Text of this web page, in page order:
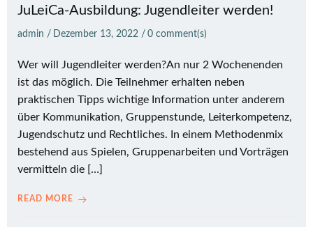
JuLeiCa-Ausbildung: Jugendleiter werden!
admin / Dezember 13, 2022 / 0 comment(s)
Wer will Jugendleiter werden?An nur 2 Wochenenden
ist das möglich. Die Teilnehmer erhalten neben
praktischen Tipps wichtige Information unter anderem
über Kommunikation, Gruppenstunde, Leiterkompetenz,
Jugendschutz und Rechtliches. In einem Methodenmix
bestehend aus Spielen, Gruppenarbeiten und Vorträgen
vermitteln die […]
READ MORE